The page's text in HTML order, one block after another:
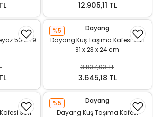
12.905,11 TL
50 x 49
%5
Dayang
Dayang Kuş Taşıma Kafesi Sarı
31 x 23 x 24 cm
3.837,03 TL
3.645,18 TL
Sarı
%5
Dayang
Dayang Kuş Taşıma Kafesi